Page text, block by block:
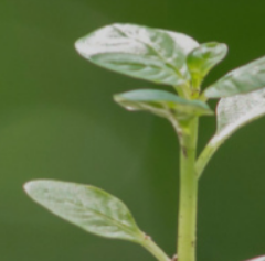
오시는 길
니셔티브 이해관계자 고충처리
인사제도 인재육성 채용정보